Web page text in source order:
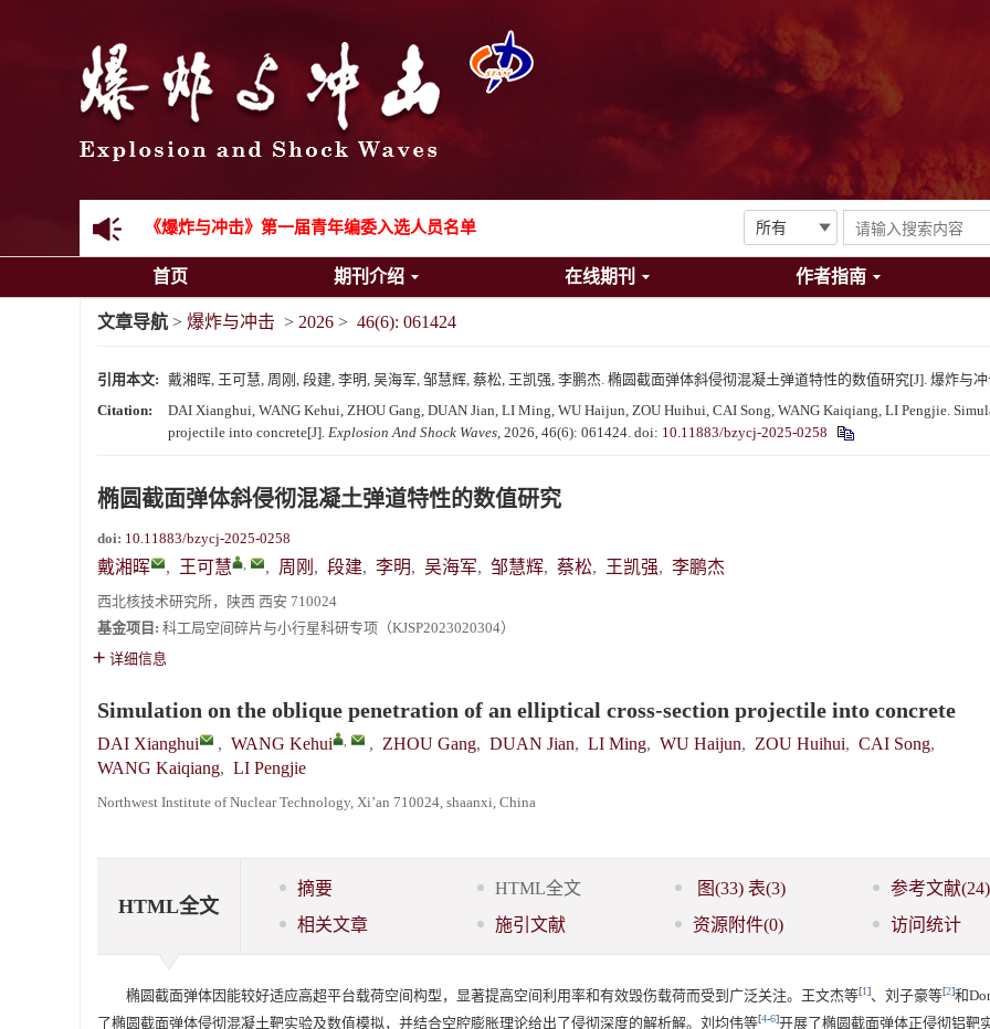
先进载运装备机械冲击失效与防护专题征稿启事
金属材料动态多尺度断裂专题征稿启事
《爆炸与冲击》第一届青年编委入选人员名单
《爆炸与冲击》向2024年度审稿专家致谢
首页 期刊介绍 在线期刊 作者指南
文章导航 > 爆炸与冲击 > 2026 > 46(6): 061424
引用本文: 戴湘晖, 王可慧, 周刚, 段建, 李明, 吴海军, 邹慧辉, 蔡松, 王凯强, 李鹏杰. 椭圆截面弹体斜侵彻混凝土弹道特性的数值研究[J]. 爆炸与
Citation:
DAI Xianghui, WANG Kehui, ZHOU Gang, DUAN Jian, LI Ming, WU Haijun, ZOU Huihui, CAI Song, WANG Kaiqiang, LI Pengjie.
projectile into concrete[J]. Explosion And Shock Waves, 2026, 46(6): 061424. doi: 10.11883/bzycj-2025-0258
椭圆截面弹体斜侵彻混凝土弹道特性的数值研究
doi: 10.11883/bzycj-2025-0258
戴湘晖 , 王可慧 , , 周刚 , 段建, 李明, 吴海军, 邹慧辉, 蔡松, 王凯强, 李鹏杰
西北核技术研究所，陕西 西安 710024
基金项目: 科工局空间碎片与小行星科研专项（KJSP2023020304）
详细信息
Simulation on the oblique penetration of an elliptical cross-section projectile into concrete
DAI Xianghui , WANG Kehui , , ZHOU Gang, DUAN Jian, LI Ming, WU Haijun, ZOU Huihui, CAI Song,
WANG Kaiqiang, LI Pengjie
Northwest Institute of Nuclear Technology, Xi’an 710024, shaanxi, China
HTML全文
摘要 HTML全文 图(33) 表(3) 参考文献(24)
相关文章
施引文献 资源附件(0) 访问统计
椭圆截面弹体因能较好适应高超平台载荷空间构型，显著提高空间利用率和有效毁伤载荷而受到广泛关注。王文杰等[1]、刘子豪等[2]和
了椭圆截面弹体侵彻混凝土靶实验及数值模拟，并结合空腔膨胀理论给出了侵彻深度的解析解。刘均伟等[4-6]开展了椭圆截面弹体正侵彻铝靶